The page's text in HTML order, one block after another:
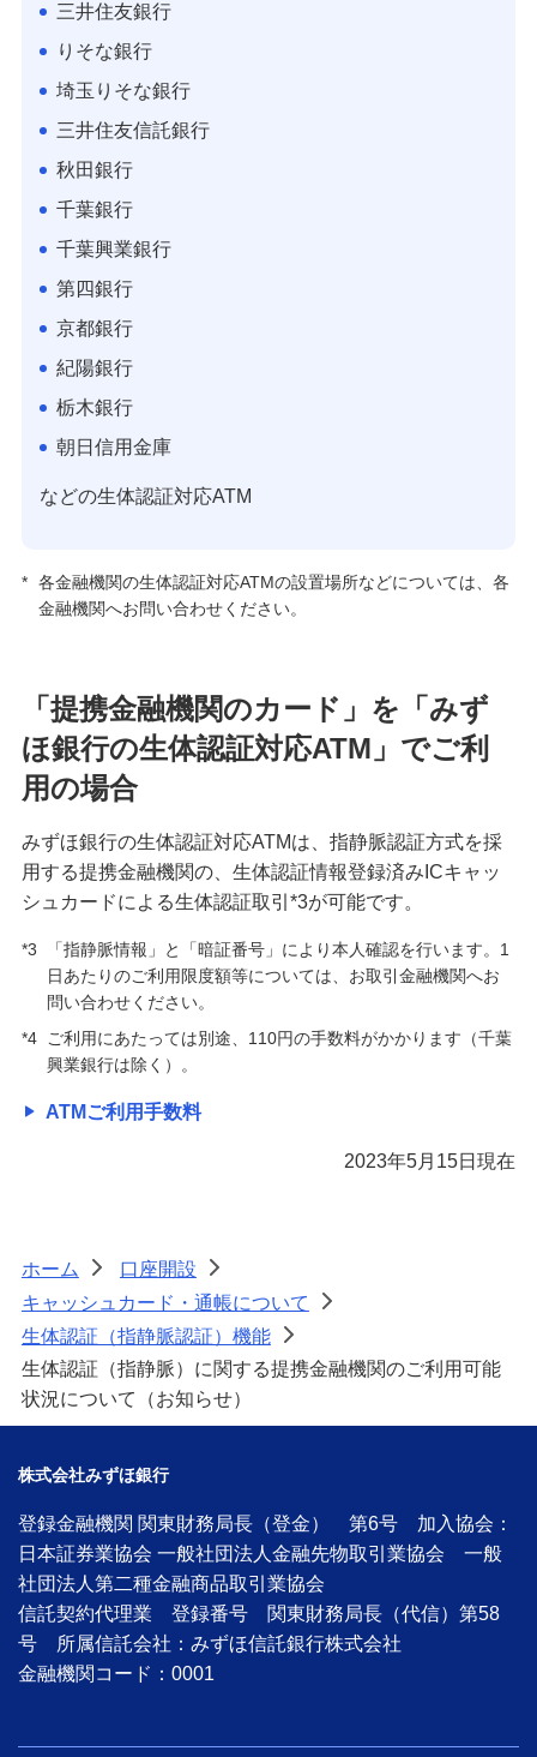
三井住友銀行
りそな銀行
埼玉りそな銀行
三井住友信託銀行
秋田銀行
千葉銀行
千葉興業銀行
第四銀行
京都銀行
紀陽銀行
栃木銀行
朝日信用金庫
などの生体認証対応ATM
* 各金融機関の生体認証対応ATMの設置場所などについては、各
金融機関へお問い合わせください。
「提携金融機関のカード」を「みず
ほ銀行の生体認証対応ATM」でご利
用の場合
みずほ銀行の生体認証対応ATMは、指静脈認証方式を採
用する提携金融機関の、生体認証情報登録済みICキャッ
シュカードによる生体認証取引*3が可能です。
*3
「指静脈情報」と「暗証番号」により本人確認を行います。1
日あたりのご利用限度額等については、お取引金融機関へお
問い合わせください。
*4
ご利用にあたっては別途、110円の手数料がかかります（千葉
興業銀行は除く）。
ATMご利用手数料
2023年5月15日現在
ホーム > 口座開設
>
キャッシュカード・通帳について
>
生体認証（指静脈認証）機能
>
生体認証（指静脈）に関する提携金融機関のご利用可能
状況について（お知らせ）
株式会社みずほ銀行
登録金融機関 関東財務局長（登金） 第6号 加入協会：
日本証券業協会 一般社団法人金融先物取引業協会 一般
社団法人第二種金融商品取引業協会
信託契約代理業 登録番号 関東財務局長（代信）第58
号 所属信託会社：みずほ信託銀行株式会社
金融機関コード：0001